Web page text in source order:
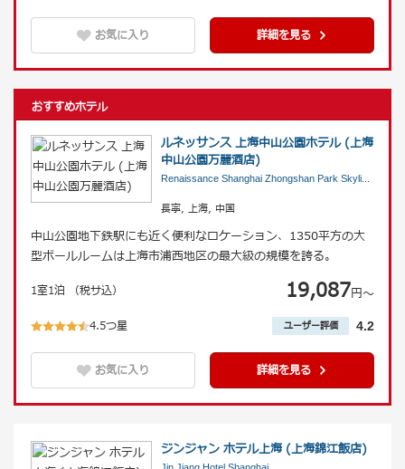
お気に入り 詳細を見る
おすすめホテル
ルネッサンス 上海中山公園ホテル (上海
中山公園万麗酒店)
Renaissance Shanghai Zhongshan Park Skyli
長寧, 上海, 中国
中山公園地下鉄駅にも近く便利なロケーション、1350平方の大
型ボールルームは上海市浦西地区の最大級の規模を誇る。
19,087円〜
1室1泊 （税サ込）
4.5つ星 ユーザー評価 4.2
お気に入り 詳細を見る
ジンジャン ホテル上海 (上海錦江飯店)
Jin Jiang Hotel Shanghai